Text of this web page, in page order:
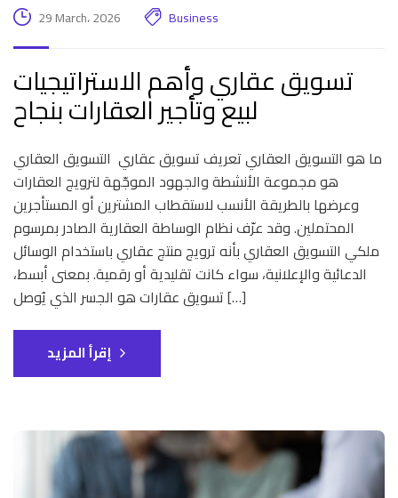
29 March، 2026 Business
تسويق عقاري وأهم الاستراتيجيات
لبيع وتأجير العقارات بنجاح
ما هو التسويق العقاري تعريف تسويق عقاري التسويق العقاري
هو مجموعة الأنشطة والجهود الموجّهة لترويج العقارات
وعرضها بالطريقة الأنسب لاستقطاب المشترين أو المستأجرين
المحتملين. وقد عرّف نظام الوساطة العقارية الصادر بمرسوم
ملكي التسويق العقاري بأنه ترويج منتج عقاري باستخدام الوسائل
الدعائية والإعلانية، سواء كانت تقليدية أو رقمية. بمعنى أبسط،
تسويق عقارات هو الجسر الذي يُوصل […]
إقرأ المزيد